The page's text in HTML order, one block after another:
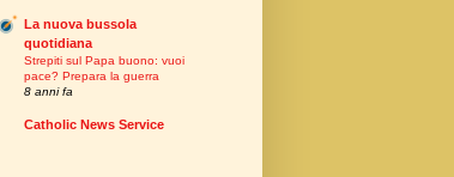
La nuova bussola
quotidiana
Strepiti sul Papa buono: vuoi
pace? Prepara la guerra
8 anni fa
Catholic News Service